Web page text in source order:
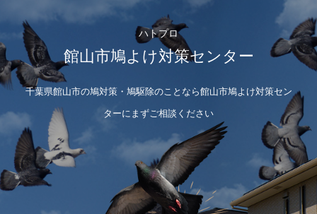
ハトプロ
館山市鳩よけ対策センター
千葉県館山市の鳩対策・鳩駆除のことなら館山市鳩よけ対策セン
ターにまずご相談ください